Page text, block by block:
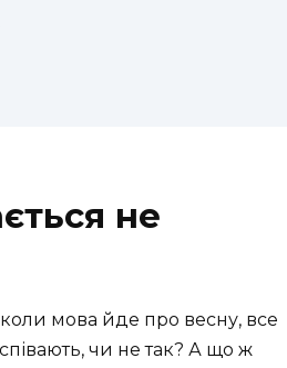
не
мова йде про весну, все
чи не так? А що ж